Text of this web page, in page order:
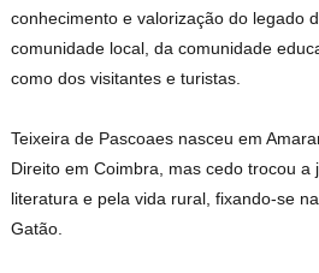
conhecimento e valorização do legado
comunidade local, da comunidade
como dos visitantes e turistas.
Teixeira de Pascoaes nasceu em
Direito em Coimbra, mas cedo trocou a
literatura e pela vida rural, fixando-se
Gatão.